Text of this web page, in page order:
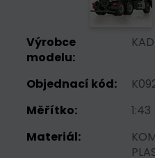
Výrobce
modelu:
Objednací kód:
Měřítko:
1:43
Materiál: